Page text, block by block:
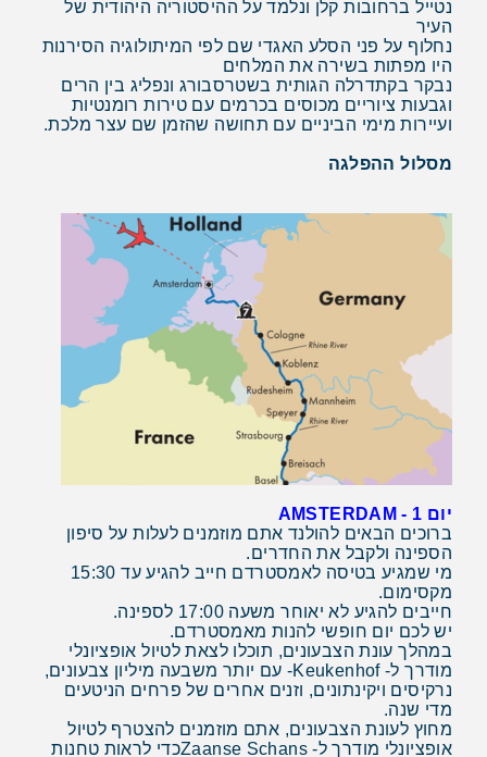
נטייל ברחובות קלן ונלמד על ההיסטוריה היהודית של
העיר
נחלוף על פני הסלע האגדי שם לפי המיתולוגיה הסירנות
היו מפתות בשירה את המלחים
נבקר בקתדרלה הגותית בשטרסבורג ונפליג בין הרים
וגבעות ציוריים מכוסים בכרמים עם טירות רומנטיות
ועיירות מימי הביניים עם תחושה שהזמן שם עצר מלכת.
מסלול ההפלגה
יום 1 - AMSTERDAM
ברוכים הבאים להולנד אתם מוזמנים לעלות על סיפון
הספינה ולקבל את החדרים.
מי שמגיע בטיסה לאמסטרדם חייב להגיע עד 15:30
מקסימום.
חייבים להגיע לא יאוחר משעה 17:00 לספינה.
יש לכם יום חופשי להנות מאמסטרדם.
במהלך עונת הצבעונים, תוכלו לצאת לטיול אופציונלי
מודרך ל-Keukenhof- עם יותר משבעה מיליון צבעונים,
נרקיסים ויקינתונים, וזנים אחרים של פרחים הניטעים
מדי שנה.
מחוץ לעונת הצבעונים, אתם מוזמנים להצטרף לטיול
אופציונלי מודרך ל-Zaanse Schansכדי לראות טחנות